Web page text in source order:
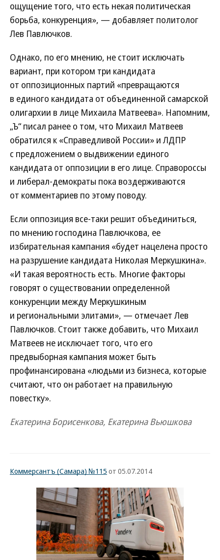
ощущение того, что есть некая политическая
борьба, конкуренция», — добавляет политолог
Лев Павлючков.
Однако, по его мнению, не стоит исключать
вариант, при котором три кандидата
от оппозиционных партий «превращаются
в единого кандидата от объединенной самарской
олигархии в лице Михаила Матвеева». Напомним,
„Ъ“ писал ранее о том, что Михаил Матвеев
обратился к «Справедливой России» и ЛДПР
с предложением о выдвижении единого
кандидата от оппозиции в его лице. Справороссы
и либерал-демократы пока воздерживаются
от комментариев по этому поводу.
Если оппозиция все-таки решит объединиться,
по мнению господина Павлючкова, ее
избирательная кампания «будет нацелена просто
на разрушение кандидата Николая Меркушкина».
«И такая вероятность есть. Многие факторы
говорят о существовании определенной
конкуренции между Меркушкиным
и региональными элитами», — отмечает Лев
Павлючков. Стоит также добавить, что Михаил
Матвеев не исключает того, что его
предвыборная кампания может быть
профинансирована «людьми из бизнеса, которые
считают, что он работает на правильную
повестку».
Екатерина Борисенкова, Екатерина Вьюшкова
Коммерсантъ (Самара) №115 от 05.07.2014